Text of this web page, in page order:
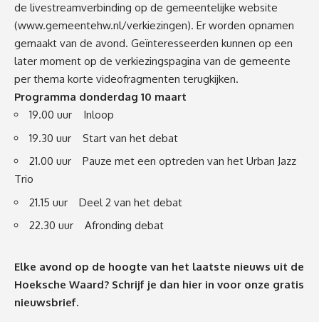
de livestreamverbinding op de gemeentelijke website
(www.gemeentehw.nl/verkiezingen). Er worden opnamen
gemaakt van de avond. Geïnteresseerden kunnen op een
later moment op de verkiezingspagina van de gemeente
per thema korte videofragmenten terugkijken.
Programma donderdag 10 maart
19.00 uur Inloop
19.30 uur Start van het debat
21.00 uur Pauze met een optreden van het Urban Jazz
Trio
21.15 uur Deel 2 van het debat
22.30 uur Afronding debat
Elke avond op de hoogte van het laatste nieuws uit de
Hoeksche Waard? Schrijf je dan hier in voor onze gratis
nieuwsbrief.